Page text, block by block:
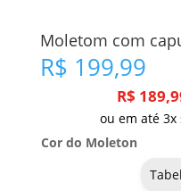
Moletom com
R$ 199,99
R$
ou em até
Cor do Moleton